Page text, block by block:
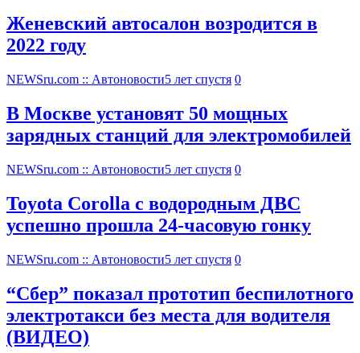
Женевский автосалон возродится в
2022 году
NEWSru.com :: Автоновости5 лет спустя 0
В Москве установят 50 мощных
зарядных станций для электромобилей
NEWSru.com :: Автоновости5 лет спустя 0
Toyota Corolla с водородным ДВС
успешно прошла 24-часовую гонку
NEWSru.com :: Автоновости5 лет спустя 0
“Сбер” показал прототип беспилотного
электротакси без места для водителя
(ВИДЕО)